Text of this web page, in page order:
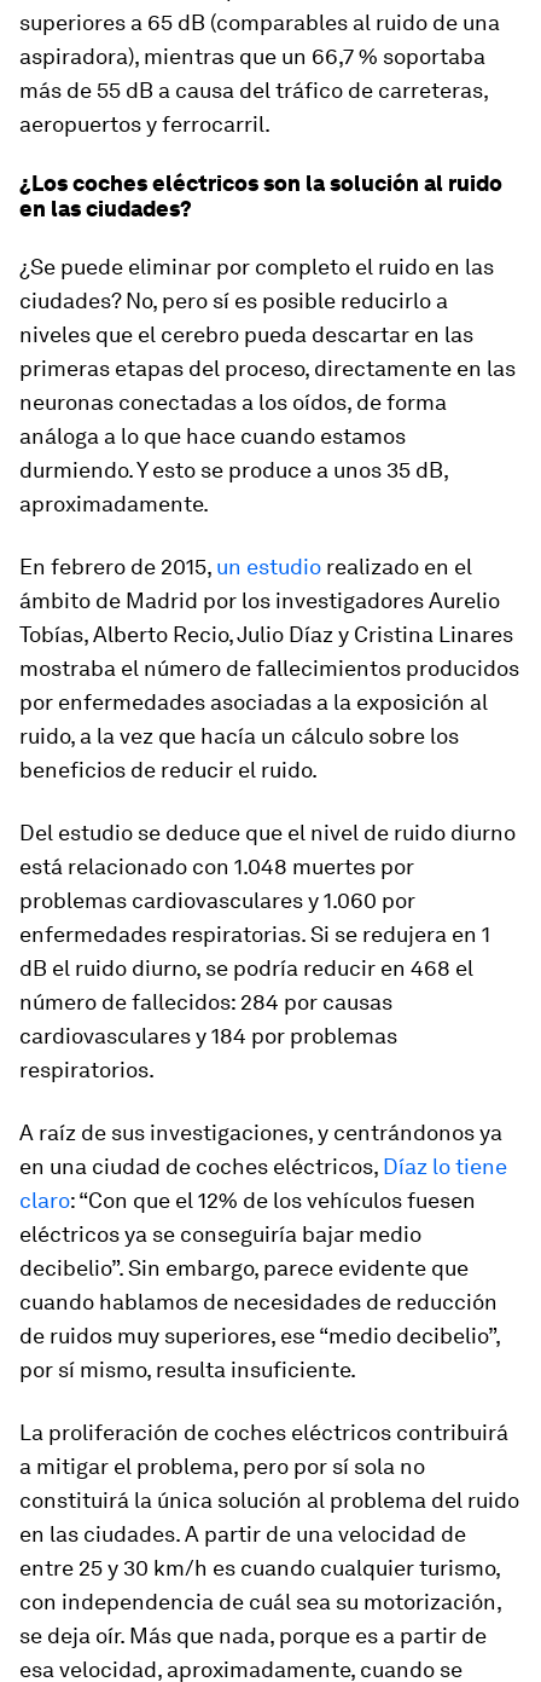
superiores a 65 dB (comparables al ruido de una
aspiradora), mientras que un 66,7 % soportaba
más de 55 dB a causa del tráfico de carreteras,
aeropuertos y ferrocarril.
¿Los coches eléctricos son la solución al ruido
en las ciudades?
¿Se puede eliminar por completo el ruido en las
ciudades? No, pero sí es posible reducirlo a
niveles que el cerebro pueda descartar en las
primeras etapas del proceso, directamente en las
neuronas conectadas a los oídos, de forma
análoga a lo que hace cuando estamos
durmiendo. Y esto se produce a unos 35 dB,
aproximadamente.
En febrero de 2015, un estudio realizado en el
ámbito de Madrid por los investigadores Aurelio
Tobías, Alberto Recio, Julio Díaz y Cristina Linares
mostraba el número de fallecimientos producidos
por enfermedades asociadas a la exposición al
ruido, a la vez que hacía un cálculo sobre los
beneficios de reducir el ruido.
Del estudio se deduce que el nivel de ruido diurno
está relacionado con 1.048 muertes por
problemas cardiovasculares y 1.060 por
enfermedades respiratorias. Si se redujera en 1
dB el ruido diurno, se podría reducir en 468 el
número de fallecidos: 284 por causas
cardiovasculares y 184 por problemas
respiratorios.
A raíz de sus investigaciones, y centrándonos ya
en una ciudad de coches eléctricos, Díaz lo tiene
claro: “Con que el 12% de los vehículos fuesen
eléctricos ya se conseguiría bajar medio
decibelio”. Sin embargo, parece evidente que
cuando hablamos de necesidades de reducción
de ruidos muy superiores, ese “medio decibelio”,
por sí mismo, resulta insuficiente.
La proliferación de coches eléctricos contribuirá
a mitigar el problema, pero por sí sola no
constituirá la única solución al problema del ruido
en las ciudades. A partir de una velocidad de
entre 25 y 30 km/h es cuando cualquier turismo,
con independencia de cuál sea su motorización,
se deja oír. Más que nada, porque es a partir de
esa velocidad, aproximadamente, cuando se